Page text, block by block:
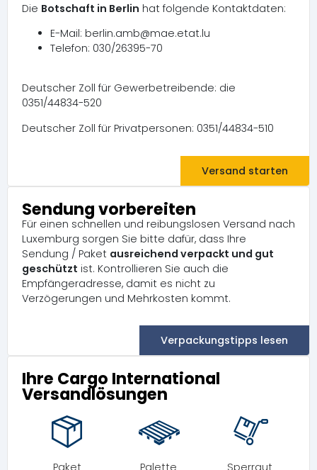
Die Botschaft in Berlin hat folgende Kontaktdaten:
E-Mail: berlin.amb@mae.etat.lu
Telefon: 030/26395-70
Deutscher Zoll für Gewerbetreibende: die
0351/44834-520
Deutscher Zoll für Privatpersonen: 0351/44834-510
Versand starten
Sendung vorbereiten
Für einen schnellen und reibungslosen Versand nach
Luxemburg sorgen Sie bitte dafür, dass Ihre
Sendung / Paket ausreichend verpackt und gut
geschützt ist. Kontrollieren Sie auch die
Empfängeradresse, damit es nicht zu
Verzögerungen und Mehrkosten kommt.
Verpackungstipps lesen
Ihre Cargo International
Versandlösungen